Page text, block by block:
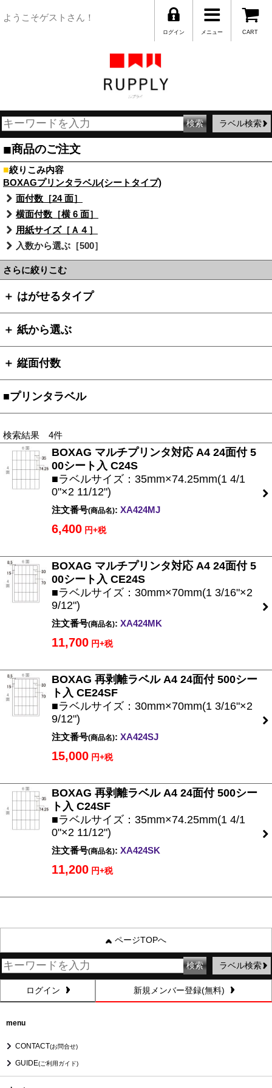
ようこそゲストさん！
CART
メニュー
ログイン
ラベル検索
■商品のご注文
■絞りこみ内容
BOXAGプリンタラベル(シートタイプ)
面付数［24 面］
横面付数［横 6 面］
用紙サイズ［Ａ４］
入数から選ぶ［500］
さらに絞りこむ
＋ はがせるタイプ
＋ 紙から選ぶ
＋ 縦面付数
■プリンタラベル
検索結果 4件
BOXAG マルチプリンタ対応 A4 24面付 5
00シート入 C24S
■ラベルサイズ：35mm×74.25mm(1 4/1
0"×2 11/12")
注文番号(商品名): XA424MJ
6,400 円+税
BOXAG マルチプリンタ対応 A4 24面付 5
00シート入 CE24S
■ラベルサイズ：30mm×70mm(1 3/16"×2
9/12")
注文番号(商品名): XA424MK
11,700 円+税
BOXAG 再剥離ラベル A4 24面付 500シー
ト入 CE24SF
■ラベルサイズ：30mm×70mm(1 3/16"×2
9/12")
注文番号(商品名): XA424SJ
15,000 円+税
BOXAG 再剥離ラベル A4 24面付 500シー
ト入 C24SF
■ラベルサイズ：35mm×74.25mm(1 4/1
0"×2 11/12")
注文番号(商品名): XA424SK
11,200 円+税
ページTOPへ
ラベル検索
ログイン 新規メンバー登録(無料)
menu
CONTACT(お問合せ)
GUIDE(ご利用ガイド)